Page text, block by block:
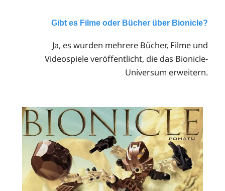
Gibt es Filme oder Bücher über Bionicle?
Ja, es wurden mehrere Bücher, Filme und
Videospiele veröffentlicht, die das Bionicle-
Universum erweitern.